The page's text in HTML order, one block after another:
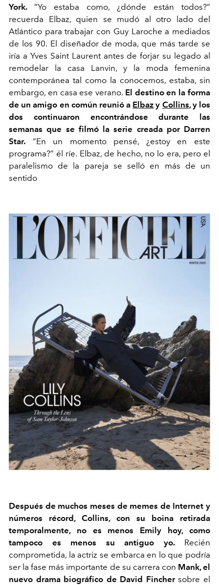
York. “Yo estaba como, ¿dónde están todos?”
recuerda Elbaz, quien se mudó al otro lado del
Atlántico para trabajar con Guy Laroche a mediados
de los 90. El diseñador de moda, que más tarde se
iría a Yves Saint Laurent antes de forjar su legado al
remodelar la casa Lanvin, y la moda femenina
contemporánea tal como la conocemos, estaba, sin
embargo, en casa ese verano. El destino en la forma
de un amigo en común reunió a Elbaz y Collins, y los
dos continuaron encontrándose durante las
semanas que se filmó la serie creada por Darren
Star. “En un momento pensé, ¿estoy en este
programa?” él ríe. Elbaz, de hecho, no lo era, pero el
paralelismo de la pareja se selló en más de un
sentido
Después de muchos meses de memes de Internet y
números récord, Collins, con su boina retirada
temporalmente, no es menos Emily hoy, como
tampoco es menos su antiguo yo.Recién
comprometida, la actriz se embarca en lo que podría
ser la fase más importante de su carrera con Mank, el
nuevo drama biográfico de David Finchersobre el